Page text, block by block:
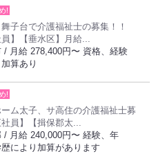
!
子台で介護福祉士の募集！！
員】【垂水区】月給...
/ 月給 278,400円〜 資格、経験
算あり
!
ム太子、サ高住の介護福祉士募
員】【揖保郡太...
/ 月給 240,000円〜 経験、年
により加算があります